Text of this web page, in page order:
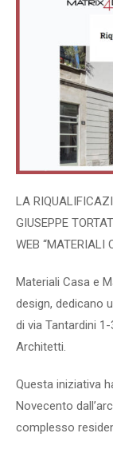
LA
GIUSEPPE
WEB “MATERIALI
Materiali Casa e
design, dedicano
di via Tantardini
Architetti.
Questa iniziativa
Novecento
complesso